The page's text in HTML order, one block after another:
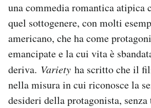
una commedia romantica atipica
quel sottogenere, con molti
americano, che ha come
emancipate e la cui vita è
deriva. Variety ha scritto che il
nella misura in cui riconosce la
desideri della protagonista,